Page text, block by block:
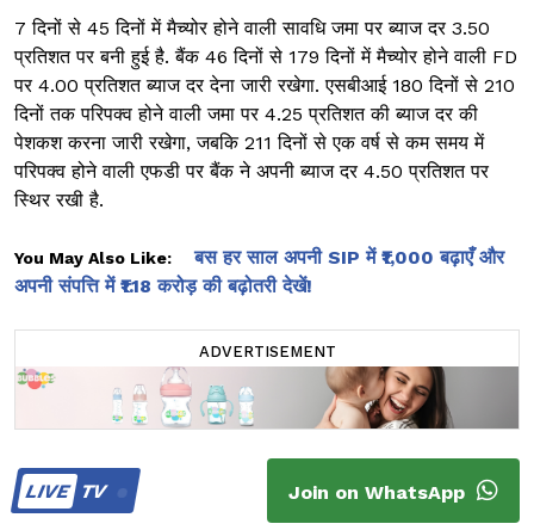
7 दिनों से 45 दिनों में मैच्योर होने वाली सावधि जमा पर ब्याज दर 3.50
प्रतिशत पर बनी हुई है. बैंक 46 दिनों से 179 दिनों में मैच्योर होने वाली FD
पर 4.00 प्रतिशत ब्याज दर देना जारी रखेगा. एसबीआई 180 दिनों से 210
दिनों तक परिपक्व होने वाली जमा पर 4.25 प्रतिशत की ब्याज दर की
पेशकश करना जारी रखेगा, जबकि 211 दिनों से एक वर्ष से कम समय में
परिपक्व होने वाली एफडी पर बैंक ने अपनी ब्याज दर 4.50 प्रतिशत पर
स्थिर रखी है.
You May Also Like:
बस हर साल अपनी SIP में ₹1,000 बढ़ाएँ और
अपनी संपत्ति में ₹1.18 करोड़ की बढ़ोतरी देखें!
ADVERTISEMENT
LIVETV Join on WhatsApp